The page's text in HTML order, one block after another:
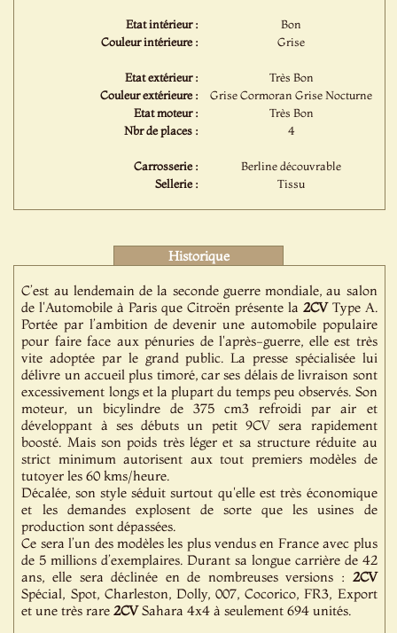
Etat intérieur :
Bon
Couleur intérieure :
Grise
Etat extérieur :
Très Bon
Couleur extérieure :
Grise Cormoran Grise Nocturne
Etat moteur :
Très Bon
Nbr de places :
4
Carrosserie :
Berline découvrable
Sellerie :
Tissu
Historique
C’est au lendemain de la seconde guerre mondiale, au salon
de l'Automobile à Paris que Citroën présente la 2CVType A.
Portée par l’ambition de devenir une automobile populaire
pour faire face aux pénuries de l'après-guerre, elle est très
vite adoptée par le grand public. La presse spécialisée lui
délivre un accueil plus timoré, car ses délais de livraison sont
excessivement longs et la plupart du temps peu observés. Son
moteur, un bicylindre de 375 cm3 refroidi par air et
développant à ses débuts un petit 9CV sera rapidement
boosté. Mais son poids très léger et sa structure réduite au
strict minimum autorisent aux tout premiers modèles de
tutoyer les 60 kms/heure.
Décalée, son style séduit surtout qu'elle est très économique
et les demandes explosent de sorte que les usines de
production sont dépassées.
Ce sera l’un des modèles les plus vendus en France avec plus
de 5 millions d’exemplaires. Durant sa longue carrière de 42
ans, elle sera déclinée en de nombreuses versions : 2CV
Spécial, Spot, Charleston, Dolly, 007, Cocorico, FR3, Export
et une très rare2CVSahara 4x4 à seulement 694 unités.